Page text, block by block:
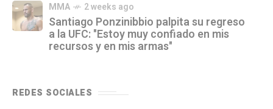
MMA 2 weeks ago
Santiago Ponzinibbio palpita su regreso
a la UFC: "Estoy muy confiado en mis
recursos y en mis armas"
REDES SOCIALES